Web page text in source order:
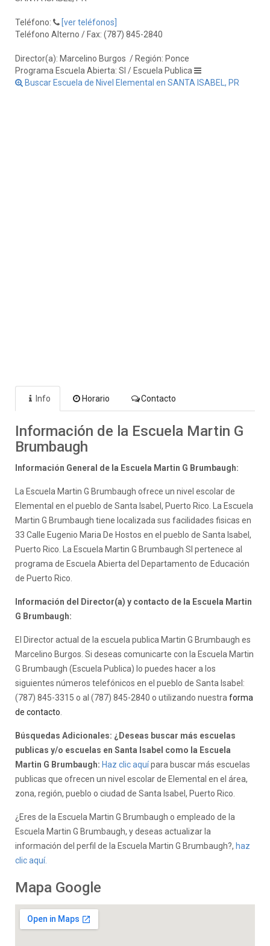
Teléfono:
[ver teléfonos]
Teléfono Alterno / Fax: (787) 845-2840
Director(a): Marcelino Burgos / Región: Ponce
Programa Escuela Abierta: SI / Escuela Publica
Buscar Escuela de Nivel Elemental en SANTA ISABEL, PR
Info Horario Contacto
Información de la Escuela Martin G
Brumbaugh
Información General de la Escuela Martin G Brumbaugh:
La Escuela Martin G Brumbaugh ofrece un nivel escolar de
Elemental en el pueblo de Santa Isabel, Puerto Rico. La Escuela
Martin G Brumbaugh tiene localizada sus facilidades fisicas en
33 Calle Eugenio Maria De Hostos en el pueblo de Santa Isabel,
Puerto Rico. La Escuela Martin G Brumbaugh SI pertenece al
programa de Escuela Abierta del Departamento de Educación
de Puerto Rico.
Información del Director(a) y contacto de la Escuela Martin
G Brumbaugh:
El Director actual de la escuela publica Martin G Brumbaugh es
Marcelino Burgos. Si deseas comunicarte con la Escuela Martin
G Brumbaugh (Escuela Publica) lo puedes hacer a los
siguientes números telefónicos en el pueblo de Santa Isabel:
(787) 845-3315 o al (787) 845-2840 o utilizando nuestra forma
de contacto
Búsquedas Adicionales: ¿Deseas buscar más escuelas
publicas y/o escuelas en Santa Isabel como la Escuela
Martin G Brumbaugh: Haz clic aquípara buscar más escuelas
publicas que ofrecen un nivel escolar de Elemental en el área,
zona, región, pueblo o ciudad de Santa Isabel, Puerto Rico.
¿Eres de la Escuela Martin G Brumbaugh o empleado de la
Escuela Martin G Brumbaugh, y deseas actualizar la
información del perfil de la Escuela Martin G Brumbaugh?, haz
clic aquí.
Mapa Google